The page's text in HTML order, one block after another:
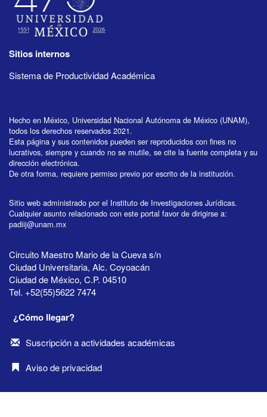
Sitios internos
Sistema de Productividad Académica
Hecho en México, Universidad Nacional Autónoma de México (UNAM),
todos los derechos reservados 2021.
Esta página y sus contenidos pueden ser reproducidos con fines no
lucrativos, siempre y cuando no se mutile, se cite la fuente completa y su
dirección electrónica.
De otra forma, requiere permiso previo por escrito de la institución.
Sitio web administrado por el Instituto de Investigaciones Jurídicas.
Cualquier asunto relacionado con este portal favor de dirigirse a:
padiij@unam.mx
Circuito Maestro Mario de la Cueva s/n
Ciudad Universitaria, Alc. Coyoacán
Ciudad de México, C.P. 04510
Tel. +52(55)5622 7474
¿Cómo llegar?
Suscripción a actividades académicas
Aviso de privacidad